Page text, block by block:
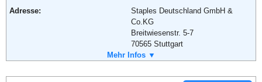
Adresse:
Staples Deutschland GmbH &
Co.KG
Breitwiesenstr. 5-7
70565 Stuttgart
+49 (0) 800 - 707 80 80
Email:
Kundenservice@online.staples.de
Mehr Infos ▼